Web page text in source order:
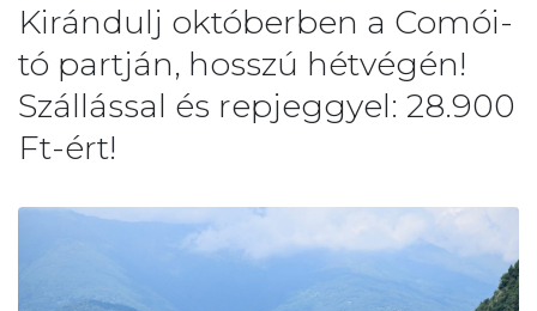
Kirándulj októberben a Comói-
tó partján, hosszú hétvégén!
Szállással és repjeggyel: 28.900
Ft-ért!